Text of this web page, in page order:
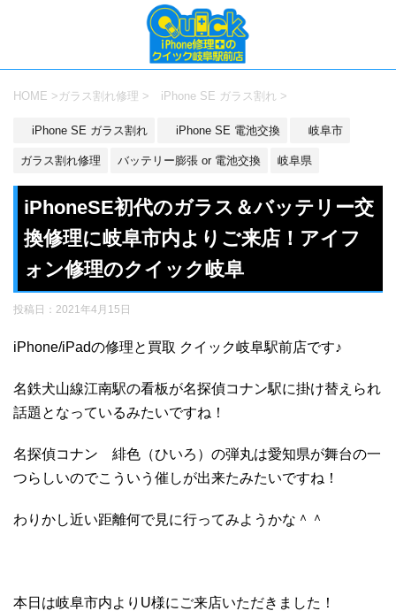
HOME > ガラス割れ修理 > iPhone SE ガラス割れ >
iPhone SE ガラス割れ iPhone SE 電池交換 岐阜市
ガラス割れ修理 バッテリー膨張 or 電池交換 岐阜県
iPhoneSE初代のガラス＆バッテリー交
換修理に岐阜市内よりご来店！アイフ
ォン修理のクイック岐阜
投稿日： 2021年4月15日
iPhone/iPadの修理と買取 クイック岐阜駅前店です♪
名鉄犬山線江南駅の看板が名探偵コナン駅に掛け替えられ
話題となっているみたいですね！
名探偵コナン 緋色（ひいろ）の弾丸は愛知県が舞台の一
つらしいのでこういう催しが出来たみたいですね！
わりかし近い距離何で見に行ってみようかな＾＾
本日は岐阜市内よりU様にご来店いただきました！